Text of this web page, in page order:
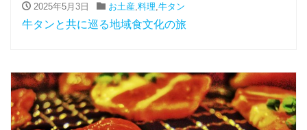
2025年5月3日 お土産, 料理 牛タン
牛タンと共に巡る地域食文化の旅